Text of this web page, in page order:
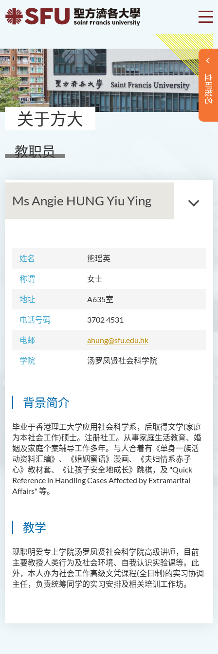
立即报名
关于方大
教职员
Ms Angie HUNG Yiu Ying
姓名 熊瑶英
称谓 女士
地址 A635室
电话号码 3702 4531
电邮 ahung@sfu.edu.hk
学院 汤罗凤贤社会科学院
背景简介
毕业于香港理工大学应用社会科学系，后取得文学(家庭
为本社会工作)硕士。注册社工。从事家庭生活教育、婚
姻及家庭个案辅导工作多年。与人合着有《单身一族活
动资料汇编》、《婚姻蜜语》漫画、《夫妇情系赤子
心》教材套、《让孩子安全地成长》跳棋，及 "Quick
Reference in Handling Cases Affected by Extramarital
Affairs" 等。
教学
现职明爱专上学院汤罗凤贤社会科学院高级讲师，目前
主要教授人类行为及社会环境、自我认识实验课等。此
外，本人亦为社会工作高级文凭课程(全日制)的实习协调
主任，负责统筹同学的实习安排及相关培训工作坊。
Dr LAM Chiu Wan
Ms Villy LO Suk Ling
Ms Angie HUNG Yiu Ying
Ms Mickey IP Po Na
Mr Michael LAU Sik Wai
Dr Leo YEUNG Yee Yu
Dr Joey SIU Chung Yue
Prof WONG Yu Cheung